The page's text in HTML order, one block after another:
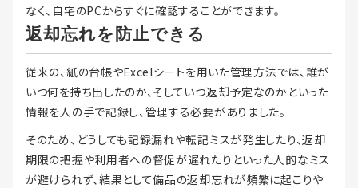
なく、自宅のPCからすぐに確認することができます。
返却忘れを防止できる
従来の、紙の台帳やExcelシートを用いた管理方法では、誰が
いつ何を持ち出したのか、そしていつ返却予定なのかといった
情報を人の手で記録し、管理する必要がありました。
そのため、どうしても記録漏れや転記ミスが発生したり、返却
期限の把握や利用者への督促が遅れたりといった人的なミス
が避けられず、結果として備品の返却忘れが頻繁に起こりや